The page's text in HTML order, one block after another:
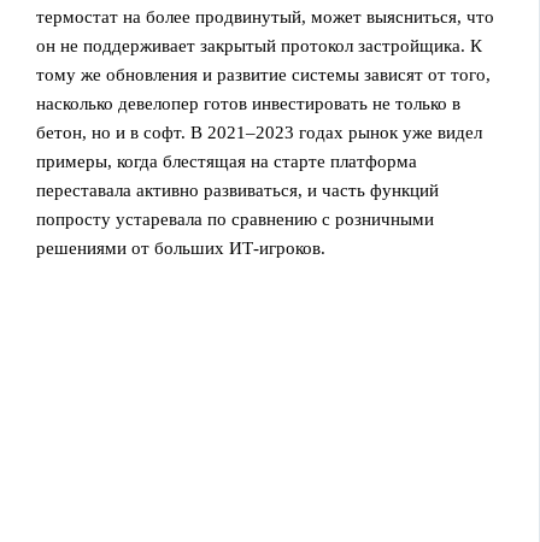
термостат на более продвинутый, может выясниться, что
он не поддерживает закрытый протокол застройщика. К
тому же обновления и развитие системы зависят от того,
насколько девелопер готов инвестировать не только в
бетон, но и в софт. В 2021–2023 годах рынок уже видел
примеры, когда блестящая на старте платформа
переставала активно развиваться, и часть функций
попросту устаревала по сравнению с розничными
решениями от больших ИТ‑игроков.